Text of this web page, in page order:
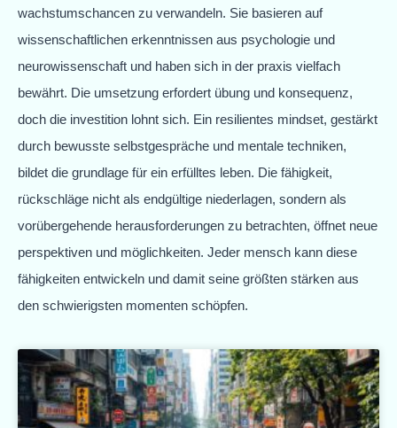
wachstumschancen zu verwandeln. Sie basieren auf
wissenschaftlichen erkenntnissen aus psychologie und
neurowissenschaft und haben sich in der praxis vielfach
bewährt. Die umsetzung erfordert übung und konsequenz,
doch die investition lohnt sich. Ein resilientes mindset, gestärkt
durch bewusste selbstgespräche und mentale techniken,
bildet die grundlage für ein erfülltes leben. Die fähigkeit,
rückschläge nicht als endgültige niederlagen, sondern als
vorübergehende herausforderungen zu betrachten, öffnet neue
perspektiven und möglichkeiten. Jeder mensch kann diese
fähigkeiten entwickeln und damit seine größten stärken aus
den schwierigsten momenten schöpfen.